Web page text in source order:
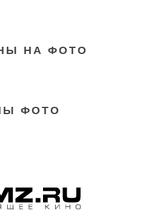
НА ФОТО
ФОТО